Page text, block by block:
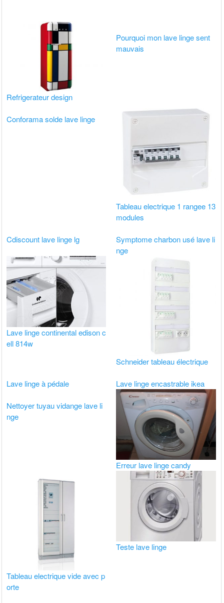
Refrigerateur design
Pourquoi mon lave linge sent
mauvais
Conforama solde lave linge
Tableau electrique 1 rangee 13
modules
Cdiscount lave linge lg
Symptome charbon usé lave li
nge
Lave linge continental edison c
ell 814w
Schneider tableau électrique
Lave linge à pédale Lave linge encastrable ikea
Nettoyer tuyau vidange lave li
nge
Erreur lave linge candy
Tableau electrique vide avec p
orte
Teste lave linge